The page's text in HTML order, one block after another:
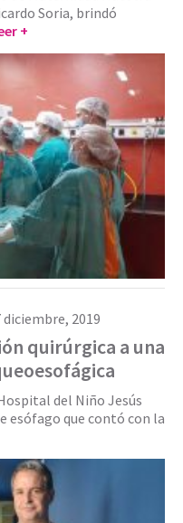
Soria, brindó
+
diciembre, 2019
quirúrgica a una
del Niño Jesús
esófago que contó con la